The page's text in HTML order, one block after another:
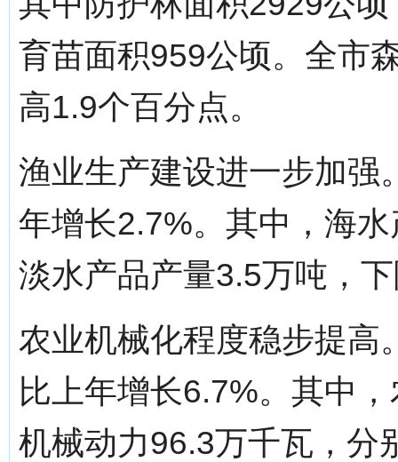
育苗面积959公顷。全市
高1.9个百分点。
渔业生产建设进一步加强
年增长2.7%。其中，海
淡水产品产量3.5万吨，
农业机械化程度稳步提高
比上年增长6.7%。其中
机械动力96.3万千瓦，分